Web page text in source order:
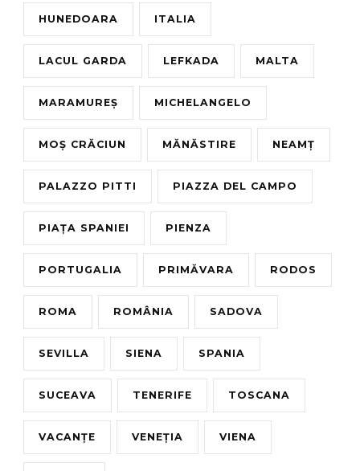
HUNEDOARA ITALIA
LACUL GARDA LEFKADA MALTA
MARAMUREȘ MICHELANGELO
MOȘ CRĂCIUN MĂNĂSTIRE NEAMȚ
PALAZZO PITTI PIAZZA DEL CAMPO
PIAȚA SPANIEI PIENZA
PORTUGALIA PRIMĂVARA RODOS
ROMA ROMÂNIA SADOVA
SEVILLA SIENA SPANIA
SUCEAVA TENERIFE TOSCANA
VACANȚE VENEȚIA VIENA